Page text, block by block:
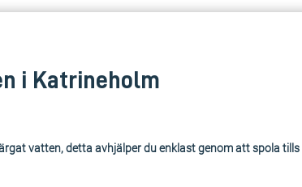
i Katrineholm
vatten, detta avhjälper du enklast genom att spola tills